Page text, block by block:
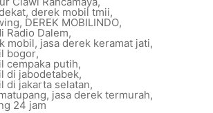
, derek mobil tmii,
, DEREK MOBILINDO,
Radio Dalem,
mobil, jasa derek keramat jati,
bogor,
cempaka putih,
di jabodetabek,
di jakarta selatan,
, jasa derek termurah,
24 jam